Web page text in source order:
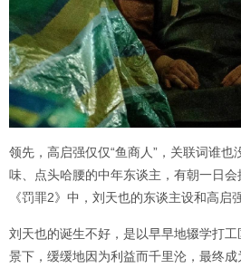
领先，高启强仅仅“鱼商人”，关联词谁也
味、点头哈腰的中年东谈主，有朝一日
《罚罪2》中，刘天也的东谈主设和高启
刘天也的诞生不好，是以早早地辍学打
景下，缓缓地因为利益而千里沦，最终